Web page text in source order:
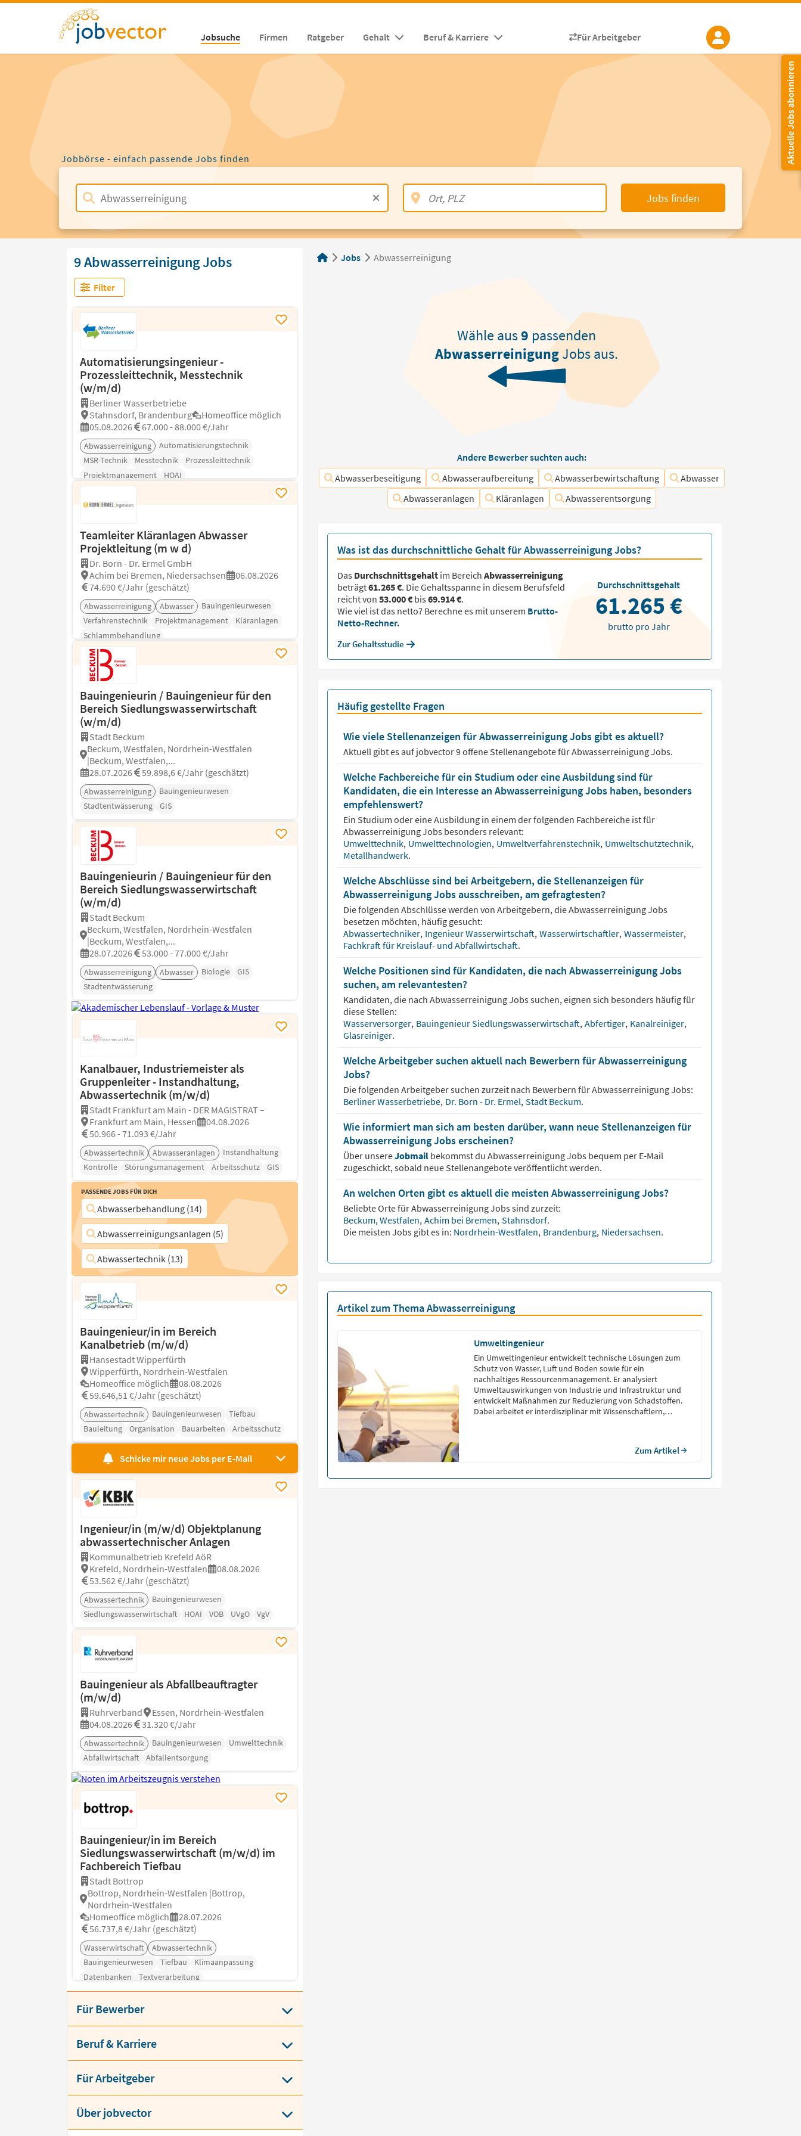
Jobsuche Firmen Ratgeber Gehalt Beruf & Karriere Für Arbeitgeber
Aktuelle Jobs abonnieren
Jobbörse - einfach passende Jobs finden
Jobs finden
9 Abwasserreinigung Jobs
Filter
Automatisierungsingenieur -
Prozessleittechnik, Messtechnik
(w/m/d)
Berliner Wasserbetriebe
Stahnsdorf, Brandenburg
Homeoffice möglich
05.08.2026
67.000 - 88.000 €/Jahr
Abwasserreinigung
Automatisierungstechnik
MSR-Technik
Messtechnik
Prozessleittechnik
Projektmanagement
HOAI
Teamleiter Kläranlagen Abwasser
Projektleitung (m w d)
Dr. Born - Dr. Ermel GmbH
Achim bei Bremen, Niedersachsen
06.08.2026
74.690 €/Jahr (geschätzt)
Abwasserreinigung Abwasser
Bauingenieurwesen
Verfahrenstechnik
Projektmanagement
Kläranlagen
Schlammbehandlung
Bauingenieurin / Bauingenieur für den
Bereich Siedlungswasserwirtschaft
(w/m/d)
Stadt Beckum
Beckum, Westfalen, Nordrhein-Westfalen
|Beckum, Westfalen,...
28.07.2026
59.898,6 €/Jahr (geschätzt)
Abwasserreinigung
Bauingenieurwesen
Stadtentwässerung
GIS
Bauingenieurin / Bauingenieur für den
Bereich Siedlungswasserwirtschaft
(w/m/d)
Stadt Beckum
Beckum, Westfalen, Nordrhein-Westfalen
|Beckum, Westfalen,...
28.07.2026
53.000 - 77.000 €/Jahr
Abwasserreinigung Abwasser Biologie
GIS
Stadtentwässerung
Kanalbauer, Industriemeister als
Gruppenleiter - Instandhaltung,
Abwassertechnik (m/w/d)
Stadt Frankfurt am Main - DER MAGISTRAT –
Frankfurt am Main, Hessen
04.08.2026
50.966 - 71.093 €/Jahr
Abwassertechnik Abwasseranlagen
Instandhaltung
Kontrolle
Störungsmanagement Arbeitsschutz GIS
Passende Jobs für Dich
Abwasserbehandlung (14)
Abwasserreinigungsanlagen (5)
Abwassertechnik (13)
Bauingenieur/in im Bereich
Kanalbetrieb (m/w/d)
Hansestadt Wipperfürth
Wipperfürth, Nordrhein-Westfalen
Homeoffice möglich
08.08.2026
59.646,51 €/Jahr (geschätzt)
Abwassertechnik Bauingenieurwesen
Tiefbau
Bauleitung
Organisation Bauarbeiten Arbeitsschutz
Schicke mir neue Jobs per E-Mail
Ingenieur/in (m/w/d) Objektplanung
abwassertechnischer Anlagen
Kommunalbetrieb Krefeld AöR
Krefeld, Nordrhein-Westfalen
08.08.2026
53.562 €/Jahr (geschätzt)
Abwassertechnik
Bauingenieurwesen
Siedlungswasserwirtschaft
HOAI VOB UVgO VgV
Bauingenieur als Abfallbeauftragter
(m/w/d)
Ruhrverband
Essen, Nordrhein-Westfalen
04.08.2026
31.320 €/Jahr
Abwassertechnik Bauingenieurwesen
Umwelttechnik
Abfallwirtschaft
Abfallentsorgung
Bauingenieur/in im Bereich
Siedlungswasserwirtschaft (m/w/d) im
Fachbereich Tiefbau
Stadt Bottrop
Bottrop, Nordrhein-Westfalen |Bottrop,
Nordrhein-Westfalen
Homeoffice möglich
28.07.2026
56.737,8 €/Jahr (geschätzt)
Wasserwirtschaft
Abwassertechnik
Bauingenieurwesen
Tiefbau
Klimaanpassung
Datenbanken
Textverarbeitung
Für Bewerber
Beruf & Karriere
Für Arbeitgeber
Über jobvector
Jobs Abwasserreinigung
Wähle aus9 passenden
AbwasserreinigungJobs aus.
Andere Bewerber suchten auch:
Abwasserbeseitigung
Abwasseraufbereitung Abwasserbewirtschaftung
Abwasser
Abwasseranlagen
Kläranlagen Abwasserentsorgung
Was ist das durchschnittliche Gehalt für Abwasserreinigung Jobs?
Das Durchschnittsgehaltim Bereich Abwasserreinigung
beträgt61.265 €. Die Gehaltsspanne in diesem Berufsfeld
reicht von 53.000 €bis69.914 €.
Wie viel ist das netto? Berechne es mit unserem Brutto-
Netto-Rechner.
Zur Gehaltsstudie
Durchschnittsgehalt
61.265 €
brutto pro Jahr
Häufig gestellte Fragen
Wie viele Stellenanzeigen für Abwasserreinigung Jobs gibt es aktuell?
Aktuell gibt es auf jobvector9offene Stellenangebote fürAbwasserreinigung Jobs.
Welche Fachbereiche für ein Studium oder eine Ausbildung sind für
Kandidaten, die ein Interesse an Abwasserreinigung Jobs haben, besonders
empfehlenswert?
Ein Studium oder eine Ausbildung in einem der folgenden Fachbereiche ist für
AbwasserreinigungJobs besonders relevant:
Umwelttechnik, Umwelttechnologien, Umweltverfahrenstechnik, Umweltschutztechnik,
Metallhandwerk.
Welche Abschlüsse sind bei Arbeitgebern, die Stellenanzeigen für
Abwasserreinigung Jobs ausschreiben, am gefragtesten?
Die folgenden Abschlüsse werden von Arbeitgebern, dieAbwasserreinigungJobs
besetzen möchten, häufig gesucht:
Abwassertechniker, Ingenieur Wasserwirtschaft, Wasserwirtschaftler, Wassermeister,
Fachkraft für Kreislauf- und Abfallwirtschaft.
Welche Positionen sind für Kandidaten, die nach Abwasserreinigung Jobs
suchen, am relevantesten?
Kandidaten, die nach AbwasserreinigungJobs suchen, eignen sich besonders häufig für
diese Stellen:
Wasserversorger, Bauingenieur Siedlungswasserwirtschaft, Abfertiger, Kanalreiniger,
Glasreiniger.
Welche Arbeitgeber suchen aktuell nach Bewerbern für Abwasserreinigung
Jobs?
Die folgenden Arbeitgeber suchen zurzeit nach Bewerbern fürAbwasserreinigungJobs:
Berliner Wasserbetriebe, Dr. Born - Dr. Ermel, Stadt Beckum.
Wie informiert man sich am besten darüber, wann neue Stellenanzeigen für
Abwasserreinigung Jobs erscheinen?
Über unsereJobmail bekommst du AbwasserreinigungJobs bequem per E-Mail
zugeschickt, sobald neue Stellenangebote veröffentlicht werden.
An welchen Orten gibt es aktuell die meisten Abwasserreinigung Jobs?
Beliebte Orte fürAbwasserreinigungJobs sind zurzeit:
Beckum, Westfalen, Achim bei Bremen, Stahnsdorf.
Die meisten Jobs gibt es in: Nordrhein-Westfalen, Brandenburg, Niedersachsen.
Artikel zum Thema Abwasserreinigung
Umweltingenieur
Ein Umweltingenieur entwickelt technische Lösungen zum
Schutz von Wasser, Luft und Boden sowie für ein
nachhaltiges Ressourcenmanagement. Er analysiert
Umweltauswirkungen von Industrie und Infrastruktur und
entwickelt Maßnahmen zur Reduzierung von Schadstoffen.
Dabei arbeitet er interdisziplinär mit Wissenschaftlern,
Zum Artikel